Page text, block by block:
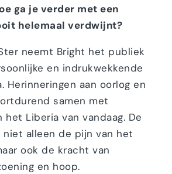
ga je verder met een
helemaal verdwijnt?
neemt Bright het publiek
en indrukwekkende
Herinneringen aan oorlog en
samen met
Liberia van vandaag. De
alleen de pijn van het
ook de kracht van
en hoop.